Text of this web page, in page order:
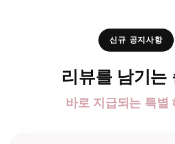
신규 공지사항
리뷰를 남기는
바로 지급되는 특별